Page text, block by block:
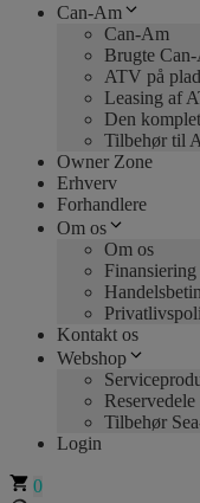
Can-Am
Can-Am
Brugte
ATV på
Leasing af
Den
Tilbehør til
Owner Zone
Erhverv
Forhandlere
Om os
Om os
Finansiering
Kontakt os
Webshop
Reservedele
Tilbehør
Login
0